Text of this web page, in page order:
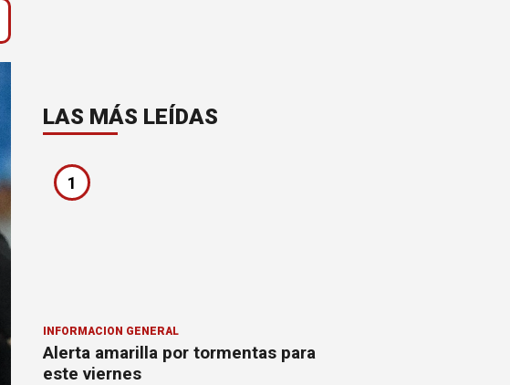
LAS MÁS LEÍDAS
1
INFORMACION GENERAL
Alerta amarilla por tormentas para
este viernes